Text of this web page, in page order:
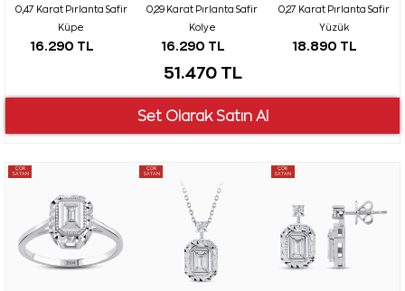
0,47 Karat Pırlanta Safir
Küpe
16.290 TL
0,29 Karat Pırlanta Safir
Kolye
16.290 TL
0,27 Karat Pırlanta Safir
Yüzük
18.890 TL
51.470 TL
ÇOK
SATAN
ÇOK
SATAN
ÇOK
SATAN